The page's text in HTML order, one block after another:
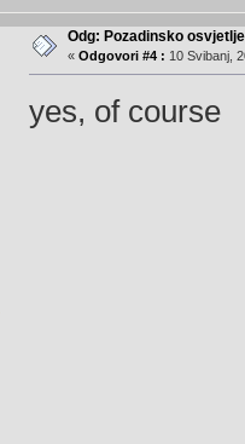
Odg: Pozadinsko
« Odgovori #4 : 10 Svibanj,
yes, of course